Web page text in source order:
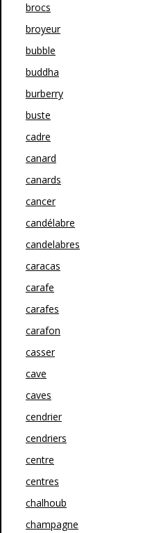
brocs
broyeur
bubble
buddha
burberry
buste
cadre
canard
canards
cancer
candélabre
candelabres
caracas
carafe
carafes
carafon
casser
cave
caves
cendrier
cendriers
centre
centres
chalhoub
champagne